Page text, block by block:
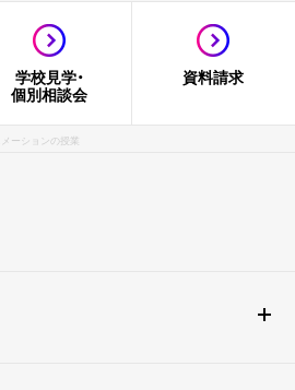
学校見学・
個別相談会
資料請求
ーションの授業